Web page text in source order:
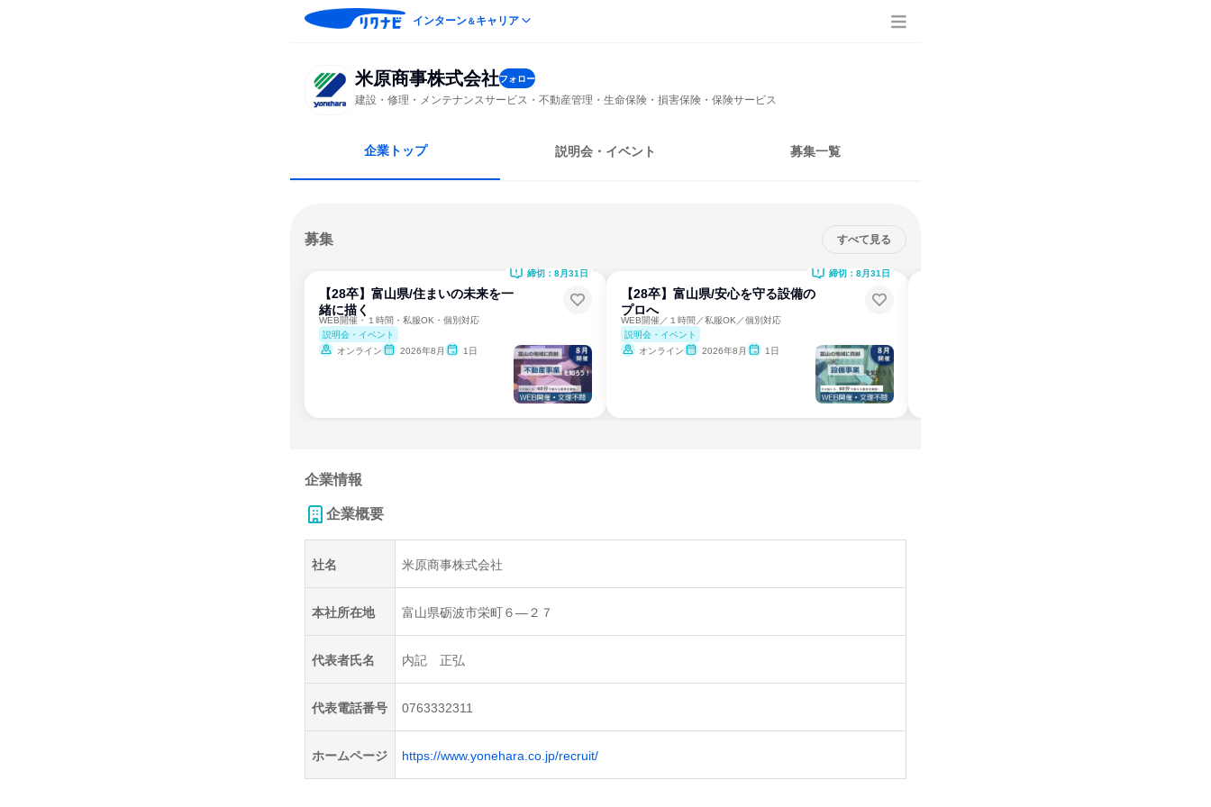
インターン＆キャリア
米原商事株式会社フォロー
建設・修理・メンテナンスサービス・不動産管理・生命保険・損害保険・保険サービス
企業トップ 説明会・イベント 募集一覧
募集 すべて見る
【28卒】富山県/住まいの未来を一
緒に描く
WEB開催・１時間・私服OK・個別対応
説明会・イベント
オンライン
2026年8月 1日
締切：8月31日
【28卒】富山県/安心を守る設備の
プロへ
WEB開催／１時間／私服OK／個別対応
説明会・イベント
オンライン
2026年8月 1日
締切：8月31日
企業情報
企業概要
社名 米原商事株式会社
本社所在地 富山県砺波市栄町６―２７
代表者氏名 内記 正弘
代表電話番号 0763332311
ホームページ https://www.yonehara.co.jp/recruit/